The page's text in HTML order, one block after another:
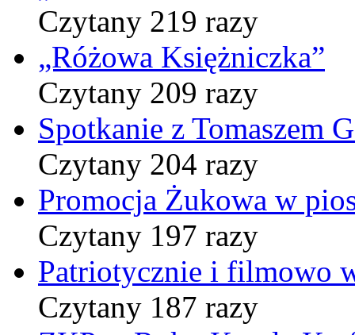
Czytany 219 razy
„Różowa Księżniczka”
Czytany 209 razy
Spotkanie z Tomaszem
Czytany 204 razy
Promocja Żukowa w
Czytany 197 razy
Patriotycznie i filmowo
Czytany 187 razy